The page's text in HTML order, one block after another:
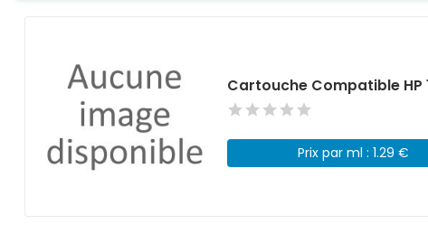
Cartouche Compatible HP
Prix par ml : 1.29 €